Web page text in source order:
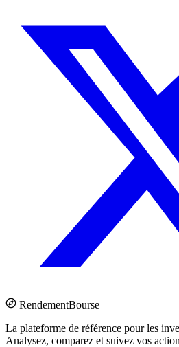
RendementBourse
La plateforme de référence pour les
Analysez, comparez et suivez vos